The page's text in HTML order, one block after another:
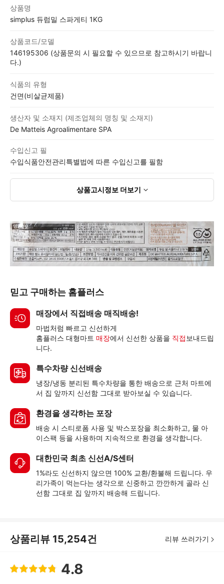
상품명
simplus 듀럼밀 스파게티 1KG
상품코드/모델
146195306 (상품문의 시 필요할 수 있으므로 참고하시기 바랍니
다.)
식품의 유형
건면(비살균제품)
생산자 및 소재지 (제조업체의 명칭 및 소재지)
De Matteis Agroalimentare SPA
수입신고 필
수입식품안전관리특별법에 따른 수입신고를 필함
상품고시정보 더보기
믿고 구매하는 홈플러스
매장에서 직접배송 매직배송!
마법처럼 빠르고 신선하게
홈플러스 대형마트 매장에서 신선한 상품을 직접 보내드립
니다.
특수차량 신선배송
냉장/냉동 분리된 특수차량을 통한 배송으로 근처 마트에
서 집 앞까지 신선함 그대로 받아보실 수 있습니다.
환경을 생각하는 포장
배송 시 스티로폼 사용 및 박스포장을 최소화하고, 물 아
이스팩 등을 사용하며 지속적으로 환경을 생각합니다.
대한민국 최초 신선A/S센터
1%라도 신선하지 않으면 100% 교환/환불해 드립니다. 우
리가족이 먹는다는 생각으로 신중하고 깐깐하게 골라 신
선함 그대로 집 앞까지 배송해 드립니다.
상품리뷰 15,254건 리뷰 쓰러가기
4.8